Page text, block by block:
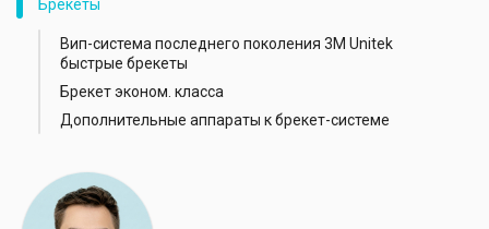
Брекеты
Вип-система последнего поколения 3М Unitek
быстрые брекеты
Брекет эконом. класса
Дополнительные аппараты к брекет-системе